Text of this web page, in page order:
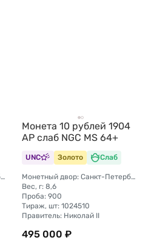
Монетный двор: Санкт-Петербургский монетный двор
Монета 10 рублей 1904
АР слаб NGC MS 64+
UNC Золото Слаб
Монетный двор: Санкт-Петербургский монетный двор
Вес, г: 8,6
Проба: 900
Тираж, шт: 1024510
Правитель: Николай II
495 000 ₽